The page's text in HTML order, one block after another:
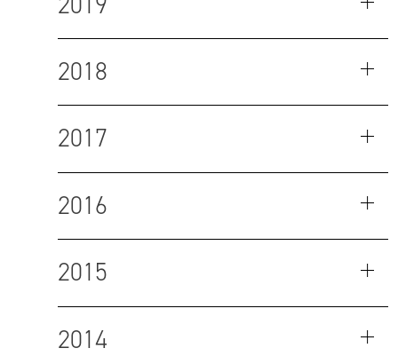
2018
2017
2016
2015
2014